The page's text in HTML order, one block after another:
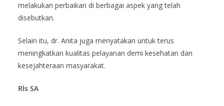
melakukan perbaikan di berbagai aspek yang telah
disebutkan.
Selain itu, dr. Anita juga menyatakan untuk terus
meningkatkan kualitas pelayanan demi kesehatan dan
kesejahteraan masyarakat.
Rls SA